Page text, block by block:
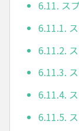
6.11. ス
6.11.1.
6.11.2.
6.11.3.
6.11.4.
6.11.5.